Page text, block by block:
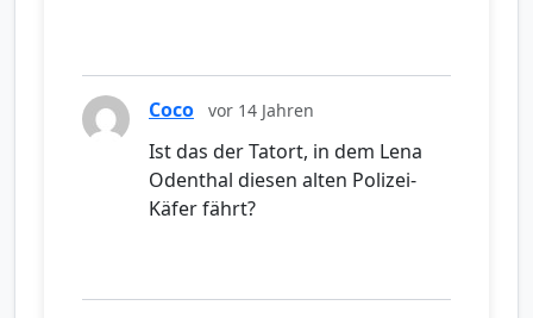
Coco vor 14 Jahren
Ist das der Tatort, in dem Lena
Odenthal diesen alten Polizei-
Käfer fährt?